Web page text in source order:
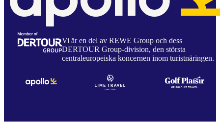
Vi är en del av REWE Group och dess
DERTOUR Group-division, den största
centraleuropeiska koncernen inom turistnäringen.